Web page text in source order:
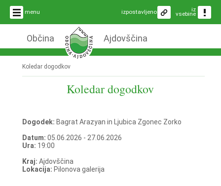
menu iz
vsebine
izpostavljeno
Občina Ajdovščina
Koledar dogodkov
Koledar dogodkov
Dogodek: Bagrat Arazyan in Ljubica Zgonec Zorko
Datum: 05.06.2026 - 27.06.2026
Ura: 19:00
Kraj: Ajdovščina
Lokacija: Pilonova galerija